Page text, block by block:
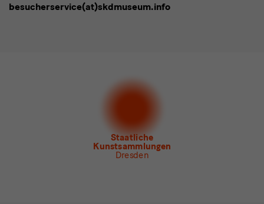
Ich stimme derDatenschutzerklärung
Museum für Sächsische Volkskunst
besucherservice(at)skdmuseum.info
Staatliche
Kunstsammlungen
Dresden